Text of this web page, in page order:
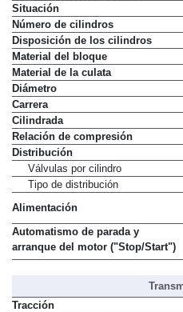
Situación
Número de cilindros
Disposición de los cilindros
Material del bloque
Material de la culata
Diámetro
Carrera
Cilindrada
Relación de compresión
Distribución
Válvulas por cilindro
Tipo de distribución
Alimentación
Automatismo de parada y
arranque del motor ("Stop/Start")
Tracción